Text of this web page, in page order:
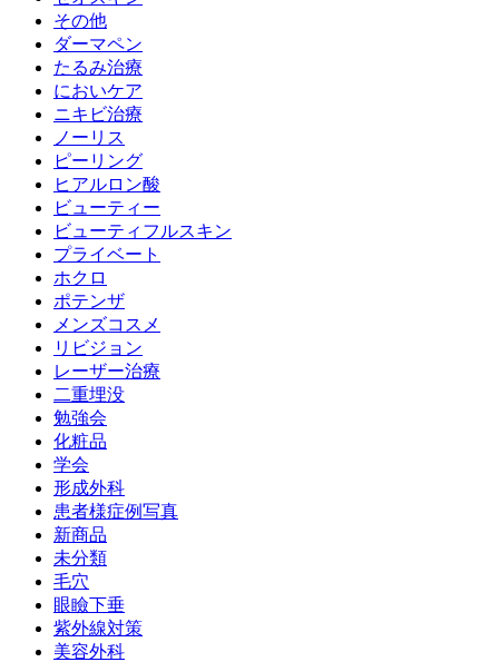
その他
ダーマペン
たるみ治療
においケア
ニキビ治療
ノーリス
ピーリング
ヒアルロン酸
ビューティー
ビューティフルスキン
プライベート
ホクロ
ポテンザ
メンズコスメ
リビジョン
レーザー治療
二重埋没
勉強会
化粧品
学会
形成外科
患者様症例写真
新商品
未分類
毛穴
眼瞼下垂
紫外線対策
美容外科